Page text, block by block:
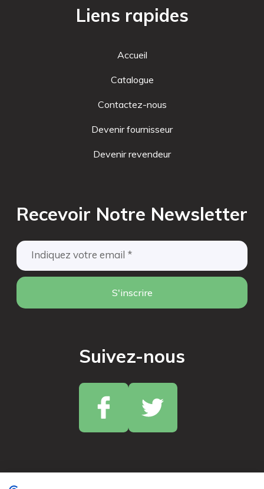
Liens rapides
Accueil
Catalogue
Contactez-nous
Devenir fournisseur
Devenir revendeur
Recevoir Notre Newsletter
S'inscrire
Suivez-nous